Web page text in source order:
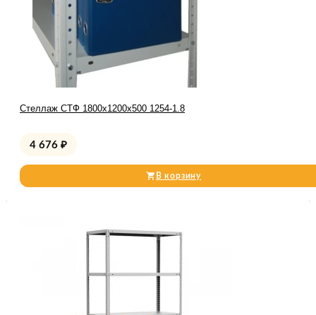
Стеллаж СТФ 1800x1200x500 1254-1.8
4 676 ₽
В корзину